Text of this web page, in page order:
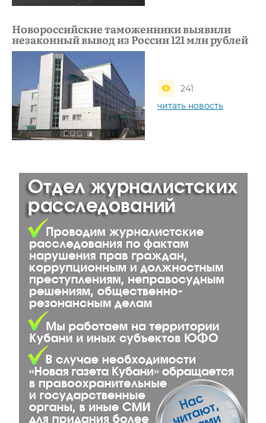
Новороссийские таможенники выявили
незаконный вывод из России 121 млн рублей
241
читать новость